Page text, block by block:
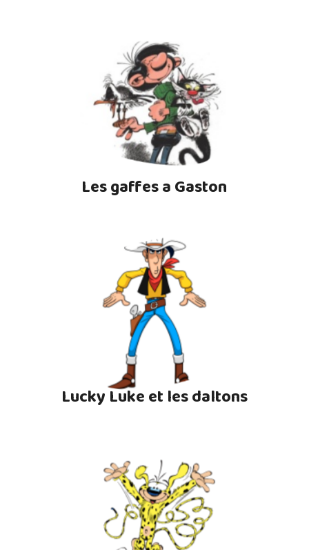
Les gaffes a Gaston
Lucky Luke et les daltons